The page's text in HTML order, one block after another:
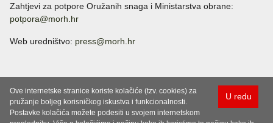
Zahtjevi za potpore Oružanih snaga i Ministarstva obrane:
potpora@morh.hr
Web uredništvo: press@morh.hr
U redu
Ove internetske stranice koriste kolačiće (tzv. cookies) za
pružanje boljeg korisničkog iskustva i funkcionalnosti.
Postavke kolačića možete podesiti u svojem internetskom